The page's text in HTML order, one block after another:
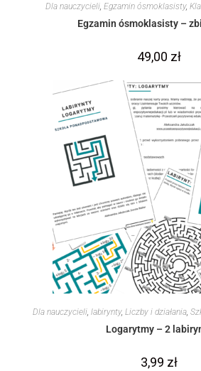
Dla nauczycieli Egzamin ósmoklasisty,
Egzamin ósmoklasisty –
49,00 zł
Dla nauczycieli, labirynty, Liczby i działania,
Logarytmy – 2
3,99 zł